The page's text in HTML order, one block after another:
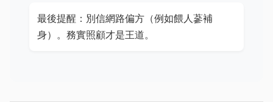
最後提醒：別信網路偏方（例如餵人蔘補
身）。務實照顧才是王道。